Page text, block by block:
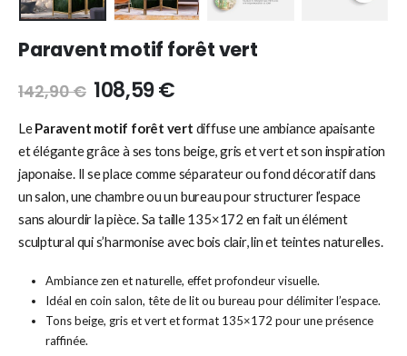
Paravent motif forêt vert
142,90€ 108,59€
LeParavent motif forêt vert diffuse une ambiance apaisante
et élégante grâce à ses tons beige, gris et vert et son inspiration
japonaise. Il se place comme séparateur ou fond décoratif dans
un salon, une chambre ou un bureau pour structurer l’espace
sans alourdir la pièce. Sa taille 135×172 en fait un élément
sculptural qui s’harmonise avec bois clair, lin et teintes naturelles.
Ambiance zen et naturelle, effet profondeur visuelle.
Idéal en coin salon, tête de lit ou bureau pour délimiter l’espace.
Tons beige, gris et vert et format 135×172 pour une présence
raffinée.